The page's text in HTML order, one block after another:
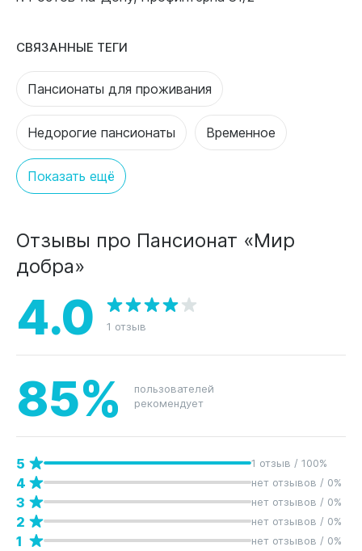
СВЯЗАННЫЕ ТЕГИ
Пансионаты для проживания
Недорогие пансионаты Временное
Показать ещё
Отзывы про Пансионат «Мир
добра»
4.0 1 отзыв
85%
пользователей
рекомендует
5 1 отзыв / 100%
4 нет отзывов / 0%
3 нет отзывов / 0%
2 нет отзывов / 0%
1 нет отзывов / 0%